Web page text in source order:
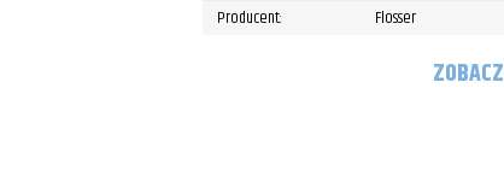
VN1700 Vulcan Classic/LT
Producent:
Flosser
ZOBACZ